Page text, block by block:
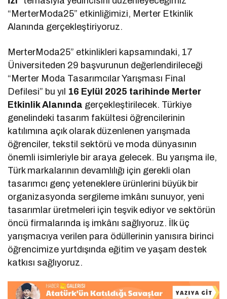
“MerterModa25” etkinliğimizi, Merter Etkinlik
Alanında gerçekleştiriyoruz.
MerterModa25” etkinlikleri kapsamındaki, 17
Üniversiteden 29 başvurunun değerlendirileceği
“Merter Moda Tasarımcılar Yarışması Final
Defilesi” bu yıl 16 Eylül 2025 tarihinde Merter
Etkinlik Alanında gerçekleştirilecek. Türkiye
genelindeki tasarım fakültesi öğrencilerinin
katılımına açık olarak düzenlenen yarışmada
öğrenciler, tekstil sektörü ve moda dünyasının
önemli isimleriyle bir araya gelecek. Bu yarışma ile,
Türk markalarının devamlılığı için gerekli olan
tasarımcı genç yeteneklere ürünlerini büyük bir
organizasyonda sergileme imkânı sunuyor, yeni
tasarımlar üretmeleri için teşvik ediyor ve sektörün
öncü firmalarında iş imkânı sağlıyoruz. İlk üç
yarışmacıya verilen para ödüllerinin yanısıra birinci
öğrencimize yurtdışında eğitim ve yaşam destek
katkısı sağlıyoruz.